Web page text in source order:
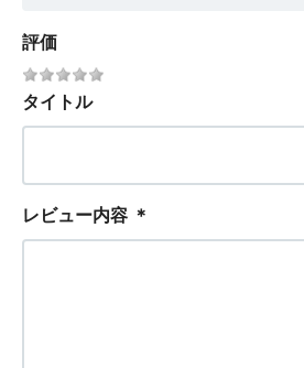
評価
タイトル
レビュー内容 ＊